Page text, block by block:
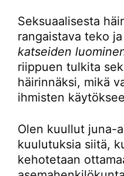
Seksuaalisesta
rangaistava teko
katseiden
riippuen tulkita
häirinnäksi, mikä
ihmisten
Olen kuullut juna-
kuulutuksia siitä,
kehotetaan